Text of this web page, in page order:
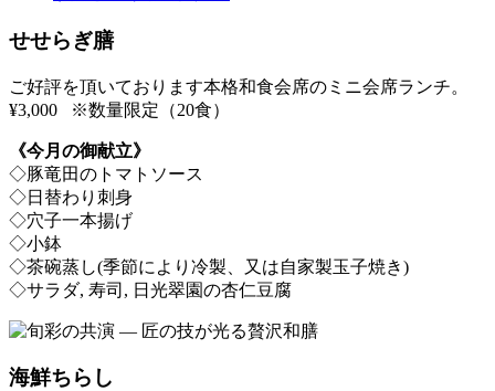
せせらぎ膳
ご好評を頂いております本格和食会席のミニ会席ランチ。
¥3,000 ※数量限定（20食）
《今月の御献立》
◇豚竜田のトマトソース
◇日替わり刺身
◇穴子一本揚げ
◇小鉢
◇茶碗蒸し(季節により冷製、又は自家製玉子焼き)
◇サラダ, 寿司, 日光翠園の杏仁豆腐
海鮮ちらし